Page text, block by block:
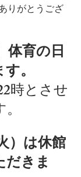
りがとうござ
体育の日
。
時とさせ
）は休館
きま